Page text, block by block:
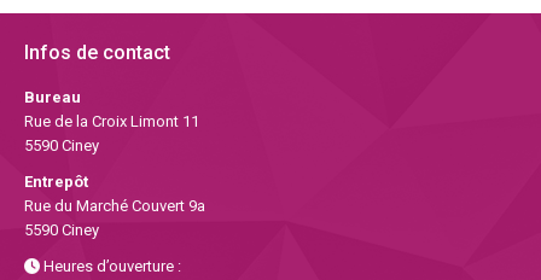
Infos de contact
Bureau
Rue de la Croix Limont 11
5590 Ciney
Entrepôt
Rue du Marché Couvert 9a
5590 Ciney
Heures d’ouverture :